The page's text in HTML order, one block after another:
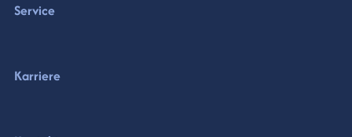
Service
Karriere